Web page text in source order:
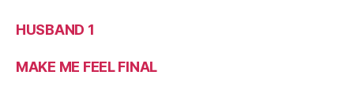
HUSBAND 1
MAKE ME FEEL FINAL